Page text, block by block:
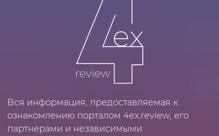
Вся информация, предоставляемая к
ознакомлению порталом 4ex.review, его
партнерами и независимыми